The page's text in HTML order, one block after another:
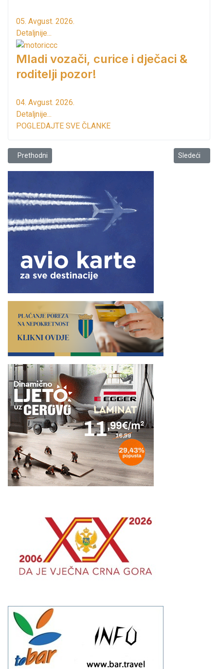
05. Avgust. 2026.
Detaljnije...
Mladi vozači, curice i dječaci &
roditelji pozor!
04. Avgust. 2026.
Detaljnije...
POGLEDAJTE SVE ČLANKE
Prethodni članak: Stalne provjere vode na izvorištu Bolje sestre
Prethodni Sledeći
Sledeći